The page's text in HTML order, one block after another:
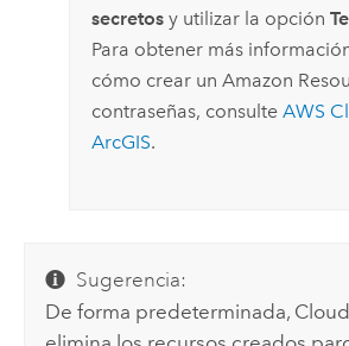
secretosy utilizar la opción
Para obtener más
cómo crear un Amazon
contraseñas, consulte AWS
ArcGIS.
Sugerencia:
De forma predeterminada,